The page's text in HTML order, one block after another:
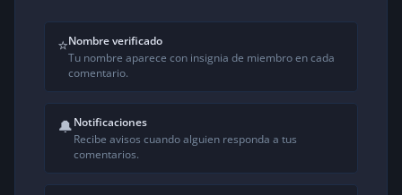
⭐Nombre verificado
Tu nombre aparece con insignia de miembro en cada
comentario.
🔔Notificaciones
Recibe avisos cuando alguien responda a tus
comentarios.